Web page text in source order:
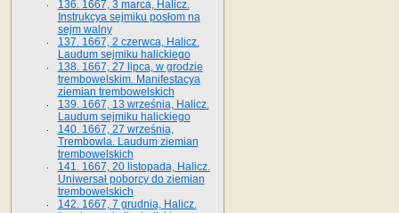
136. 1667, 3 marca, Halicz.
Instrukcya sejmiku posłom na
sejm walny
137. 1667, 2 czerwca, Halicz.
Laudum sejmiku halickiego
138. 1667, 27 lipca, w grodzie
trembowelskim. Manifestacya
ziemian trembowelskich
139. 1667, 13 września, Halicz.
Laudum sejmiku halickiego
140. 1667, 27 września,
Trembowla. Laudum ziemian
trembowelskich
141. 1667, 20 listopada, Halicz.
Uniwersał poborcy do ziemian
trembowelskich
142. 1667, 7 grudnia, Halicz.